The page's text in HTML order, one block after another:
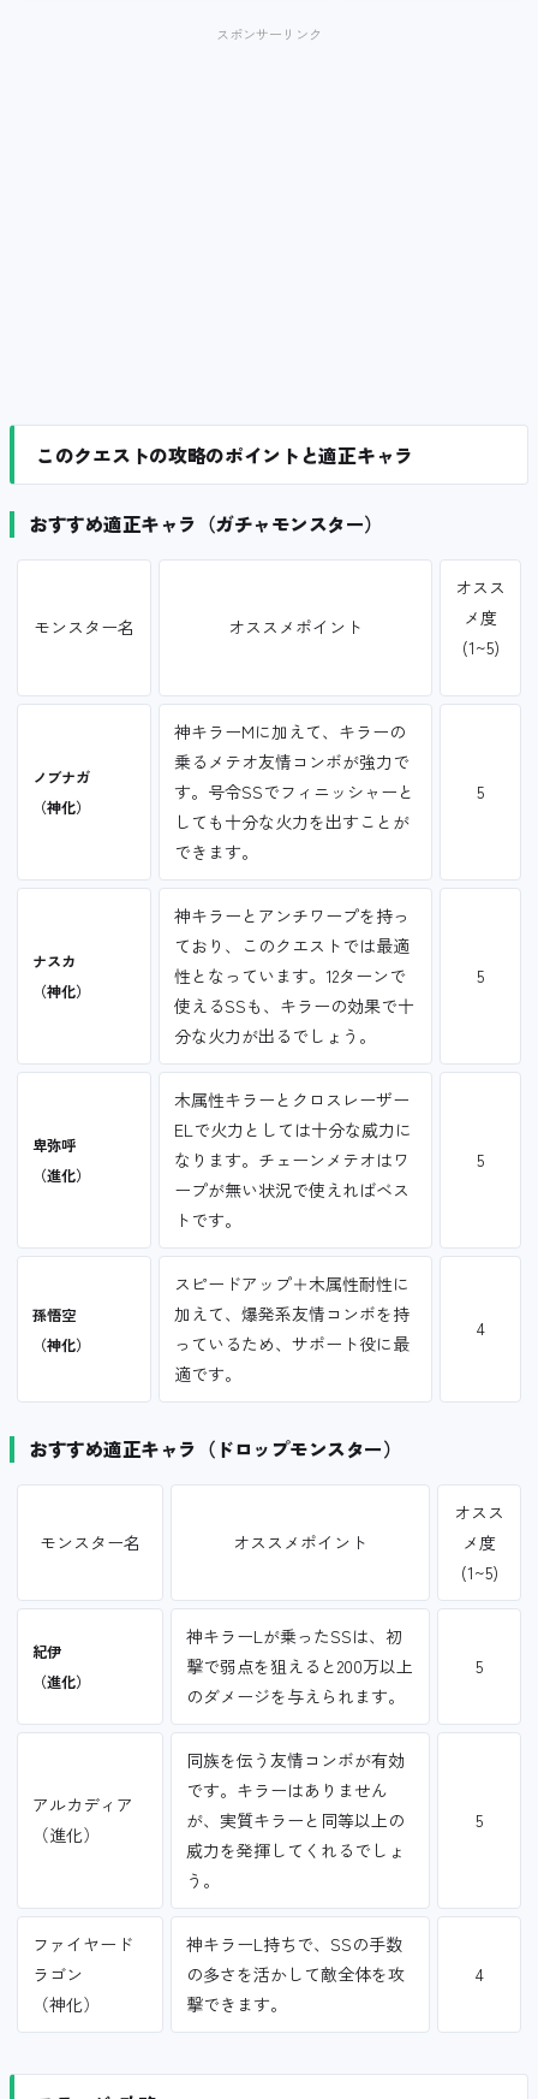
スポンサーリンク
このクエストの攻略のポイントと適正キャラ
おすすめ適正キャラ（ガチャモンスター）
モンスター名 オススメポイント
オスス
メ度
(1~5)
ノブナガ
（神化）
神キラーMに加えて、キラーの
乗るメテオ友情コンボが強力で
す。号令SSでフィニッシャーと
しても十分な火力を出すことが
できます。
5
ナスカ
（神化）
神キラーとアンチワープを持っ
ており、このクエストでは最適
性となっています。12ターンで
使えるSSも、キラーの効果で十
分な火力が出るでしょう。
5
卑弥呼
（進化）
木属性キラーとクロスレーザー
ELで火力としては十分な威力に
なります。チェーンメテオはワ
ープが無い状況で使えればベス
トです。
5
孫悟空
（神化）
スピードアップ＋木属性耐性に
加えて、爆発系友情コンボを持
っているため、サポート役に最
適です。
4
おすすめ適正キャラ（ドロップモンスター）
モンスター名 オススメポイント
オスス
メ度
(1~5)
紀伊
（進化）
神キラーLが乗ったSSは、初
撃で弱点を狙えると200万以上
のダメージを与えられます。
5
アルカディア
（進化）
同族を伝う友情コンボが有効
です。キラーはありません
が、実質キラーと同等以上の
威力を発揮してくれるでしょ
う。
5
ファイヤード
ラゴン
（神化）
神キラーL持ちで、SSの手数
の多さを活かして敵全体を攻
撃できます。
4